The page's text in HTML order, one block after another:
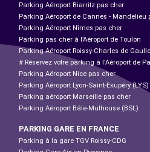
Parking Aéroport Biarritz pas cher
Parking Aéroport de Cannes - Mandelieu
Parking Aéroport Nîmes pas cher
Parking pas cher à l’Aéroport de Toulon
Parking Aéroport Roissy-Charles de
# Réservez votre parking à l'Aéroport de
Parking Aéroport Nice pas cher
Parking Aéroport Lyon-Saint-Exupéry (LYS)
Parking aéroport Marseille pas cher
Parking Aéroport Bâle-Mulhouse (BSL)
PARKING GARE EN FRANCE
Parking à la gare TGV Roissy-CDG